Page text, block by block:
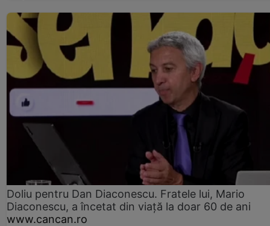
Doliu pentru Dan Diaconescu. Fratele lui, Mario
Diaconescu, a încetat din viață la doar 60 de ani
www.cancan.ro